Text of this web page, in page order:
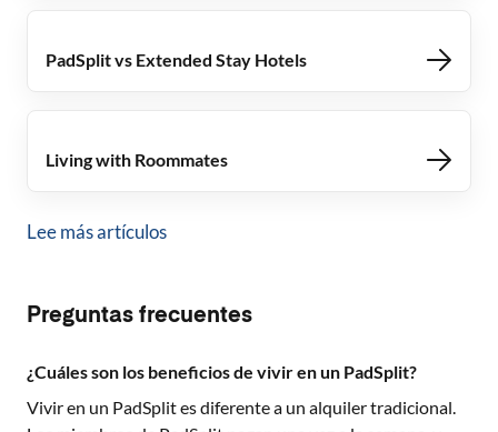
PadSplit vs Extended Stay Hotels
Living with Roommates
Lee más artículos
Preguntas frecuentes
¿Cuáles son los beneficios de vivir en un PadSplit?
Vivir en un PadSplit es diferente a un alquiler tradicional.